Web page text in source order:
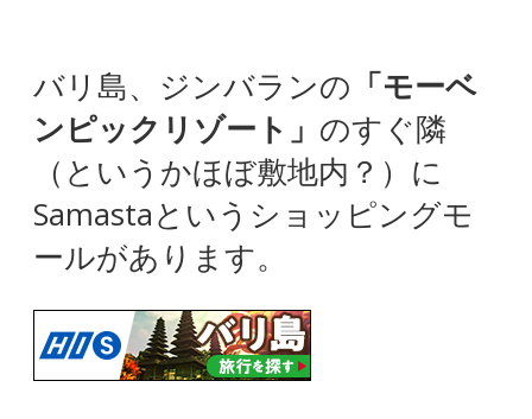
バリ島、ジンバランの 「モーベ
ンピックリゾート」 のすぐ隣
（というかほぼ敷地内？）に
Samastaというショッピングモ
ールがあります。